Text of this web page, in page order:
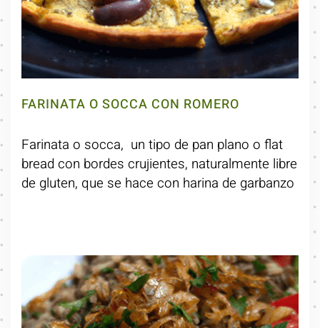
FARINATA O SOCCA CON ROMERO
Farinata o socca, un tipo de pan plano o flat
bread con bordes crujientes, naturalmente libre
de gluten, que se hace con harina de garbanzo